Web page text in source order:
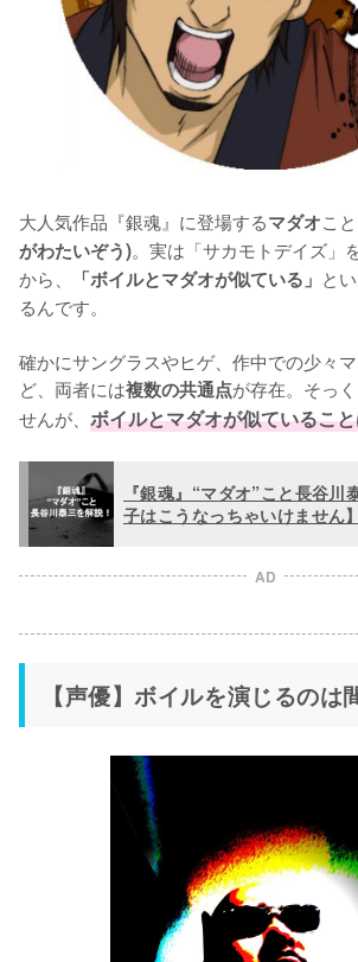
大人気作品『銀魂』に登場するマダオこと
がわたいぞう)。実は「サカモトデイズ」
から、
「ボイルとマダオが似ている」 と
るんです。
確かにサングラスやヒゲ、作中での少々
ど、両者には複数の共通点が存在。そっ
せんが、 ボイルとマダオが似ているこ
『銀魂』“マダオ”こと長谷川
子はこうなっちゃいけません】
AD
【声優】ボイルを演じるのは